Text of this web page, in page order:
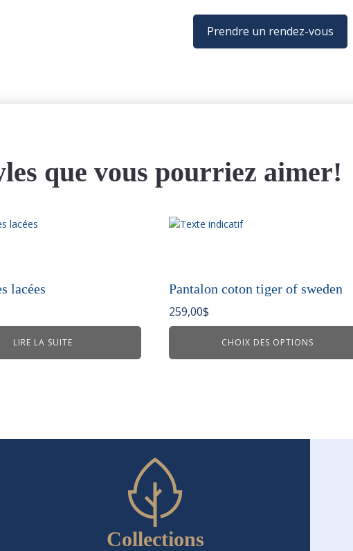
Prendre un rendez-vous
que vous pourriez aimer!
lacées
LIRE LA SUITE
Pantalon coton tiger of sweden
259,00$
CHOIX DES OPTIONS
Ce
variations.
options
peuvent
choisies
produit
Collections